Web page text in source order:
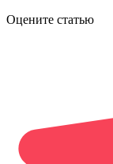
Оцените статью